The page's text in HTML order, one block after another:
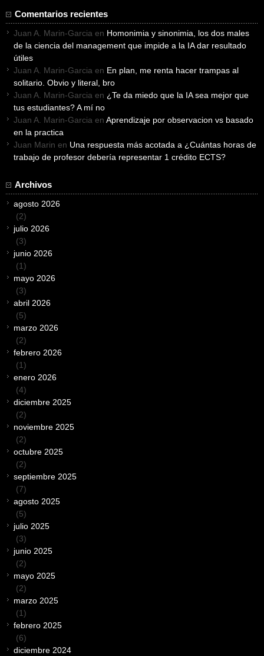
Comentarios recientes
Juan A. Marin-Garcia en Homonimia y sinonimia, los dos males
de la ciencia del management que impide a la IA dar resultado
útiles
Juan A. Marin-Garcia en En plan, me renta hacer trampas al
solitario. Obvio y literal, bro
Juan A. Marin-Garcia en ¿Te da miedo que la IA sea mejor que
tus estudiantes? A mí no
Juan A. Marin-Garcia en Aprendizaje por observacion vs basado
en la practica
Juan Marin en Una respuesta más acotada a ¿Cuántas horas de
trabajo de profesor debería representar 1 crédito ECTS?
Archivos
agosto 2026
(2)
julio 2026
(3)
junio 2026
(1)
mayo 2026
(3)
abril 2026
(5)
marzo 2026
(2)
febrero 2026
(1)
enero 2026
(4)
diciembre 2025
(2)
noviembre 2025
(2)
octubre 2025
(2)
septiembre 2025
(7)
agosto 2025
(5)
julio 2025
(3)
junio 2025
(2)
mayo 2025
(2)
marzo 2025
(1)
febrero 2025
(6)
diciembre 2024